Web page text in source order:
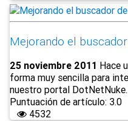
Mejorando el
25 noviembre 2011 Hace
forma muy sencilla para
nuestro portal
Puntuación de artículo: 3.0
4532